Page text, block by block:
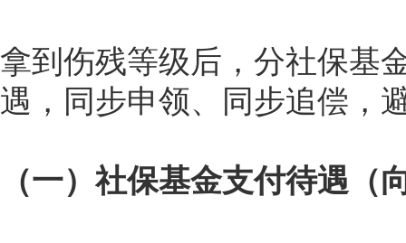
拿到伤残等级后，分社保基
遇，同步申领、同步追偿，
（一）社保基金支付待遇（